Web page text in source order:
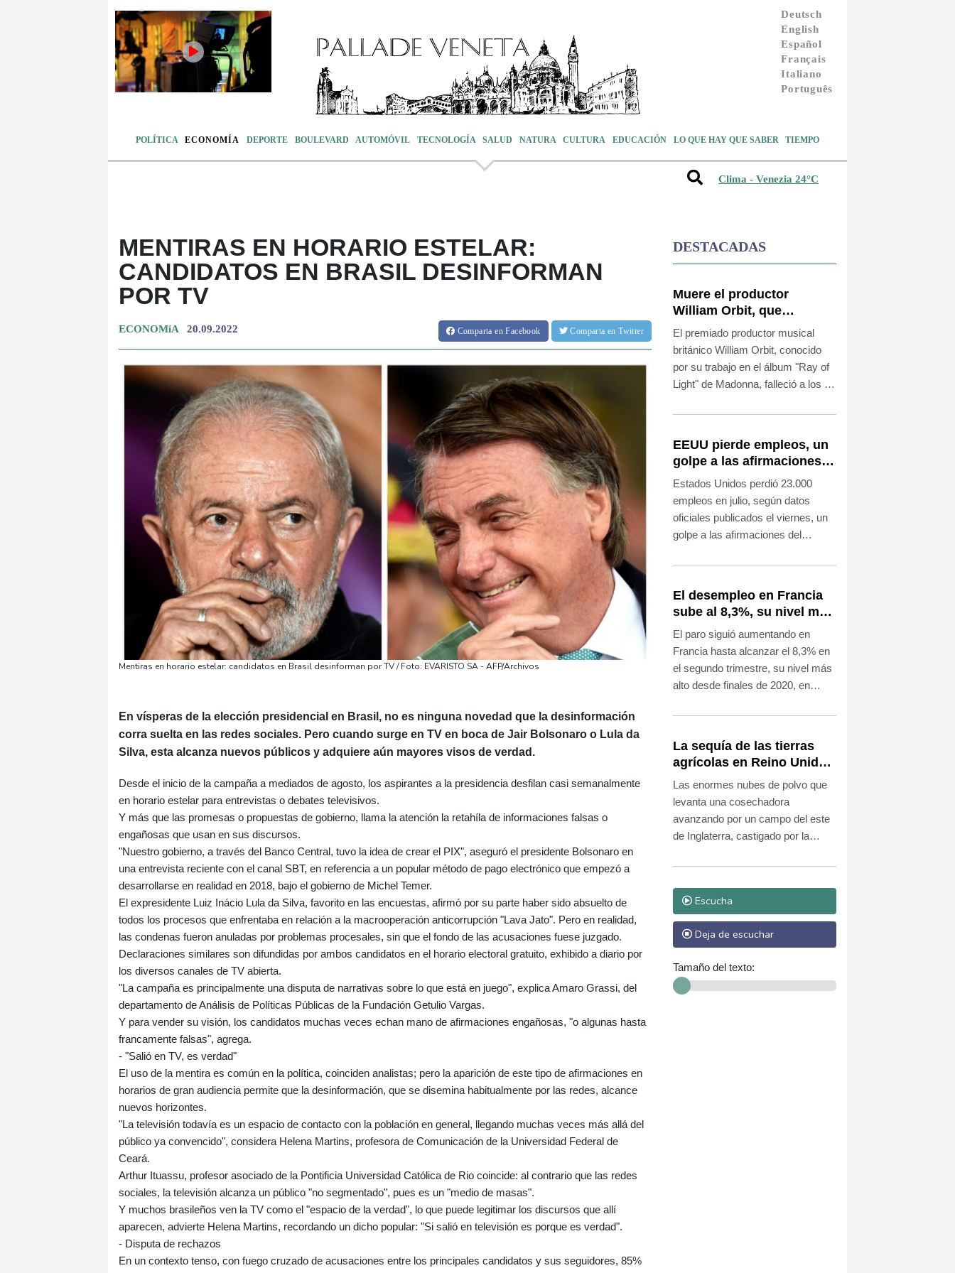
Deutsch
English
Español
Français
Italiano
Português
POLÍTICA ECONOMÍA DEPORTE BOULEVARD AUTOMÓVIL TECNOLOGÍA SALUD NATURA CULTURA EDUCACIÓN LO QUE HAY QUE SABER TIEMPO
Clima - Venezia 24°C
MENTIRAS EN HORARIO ESTELAR:
CANDIDATOS EN BRASIL DESINFORMAN
POR TV
ECONOMíA 20.09.2022 Compartaen Facebook Comparta en Twitter
Mentiras en horario estelar: candidatos en Brasil desinforman por TV / Foto: EVARISTO SA - AFP/Archivos
En vísperas de la elección presidencial en Brasil, no es ninguna novedad que la desinformación
corra suelta en las redes sociales. Pero cuando surge en TV en boca de Jair Bolsonaro o Lula da
Silva, esta alcanza nuevos públicos y adquiere aún mayores visos de verdad.
Desde el inicio de la campaña a mediados de agosto, los aspirantes a la presidencia desfilan casi semanalmente
en horario estelar para entrevistas o debates televisivos.
Y más que las promesas o propuestas de gobierno, llama la atención la retahíla de informaciones falsas o
engañosas que usan en sus discursos.
"Nuestro gobierno, a través del Banco Central, tuvo la idea de crear el PIX", aseguró el presidente Bolsonaro en
una entrevista reciente con el canal SBT, en referencia a un popular método de pago electrónico que empezó a
desarrollarse en realidad en 2018, bajo el gobierno de Michel Temer.
El expresidente Luiz Inácio Lula da Silva, favorito en las encuestas, afirmó por su parte haber sido absuelto de
todos los procesos que enfrentaba en relación a la macrooperación anticorrupción "Lava Jato". Pero en realidad,
las condenas fueron anuladas por problemas procesales, sin que el fondo de las acusaciones fuese juzgado.
Declaraciones similares son difundidas por ambos candidatos en el horario electoral gratuito, exhibido a diario por
los diversos canales de TV abierta.
"La campaña es principalmente una disputa de narrativas sobre lo que está en juego", explica Amaro Grassi, del
departamento de Análisis de Políticas Públicas de la Fundación Getulio Vargas.
Y para vender su visión, los candidatos muchas veces echan mano de afirmaciones engañosas, "o algunas hasta
francamente falsas", agrega.
- "Salió en TV, es verdad"
El uso de la mentira es común en la política, coinciden analistas; pero la aparición de este tipo de afirmaciones en
horarios de gran audiencia permite que la desinformación, que se disemina habitualmente por las redes, alcance
nuevos horizontes.
"La televisión todavía es un espacio de contacto con la población en general, llegando muchas veces más allá del
público ya convencido", considera Helena Martins, profesora de Comunicación de la Universidad Federal de
Ceará.
Arthur Ituassu, profesor asociado de la Pontificia Universidad Católica de Rio coincide: al contrario que las redes
sociales, la televisión alcanza un público "no segmentado", pues es un "medio de masas".
Y muchos brasileños ven la TV como el "espacio de la verdad", lo que puede legitimar los discursos que allí
aparecen, advierte Helena Martins, recordando un dicho popular: "Si salió en televisión es porque es verdad".
- Disputa de rechazos
En un contexto tenso, con fuego cruzado de acusaciones entre los principales candidatos y sus seguidores, 85%
DESTACADAS
Muere el productor
William Orbit, que
colaboró con Madonna en
"Ray of Light"
El premiado productor musical
británico William Orbit, conocido
por su trabajo en el álbum "Ray of
Light" de Madonna, falleció a los 69
en redes sociales.
EEUU pierde empleos, un
golpe a las afirmaciones
de Trump sobre la
economía
Estados Unidos perdió 23.000
empleos en julio, según datos
oficiales publicados el viernes, un
golpe a las afirmaciones del
asegura liderar una recuperación
Partido Republicano se prepara
para unas cruciales elecciones de
mitad de mandato.
El desempleo en Francia
sube al 8,3%, su nivel más
alto desde la pandemia
El paro siguió aumentando en
Francia hasta alcanzar el 8,3% en
el segundo trimestre, su nivel más
alto desde finales de 2020, en
La sequía de las tierras
agrícolas en Reino Unido
amenaza la seguridad
alimentaria
Las enormes nubes de polvo que
levanta una cosechadora
avanzando por un campo del este
de Inglaterra, castigado por la
John Pawsey tanto por su futuro
como agricultor como por la
seguridad alimentaria del país.
Escucha
Deja de escuchar
Tamaño del texto: